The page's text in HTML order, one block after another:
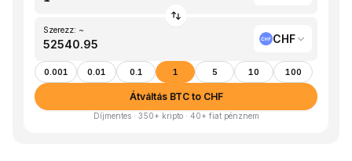
Szerezz: ~
CHF
0.001 0.01 0.1 1 5 10 100
Átváltás BTC to CHF
Díjmentes · 350+ kripto · 40+ fiat pénznem